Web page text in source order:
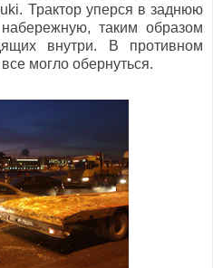
Трактор уперся в заднюю
таким образом
внутри. В противном
могло обернуться.